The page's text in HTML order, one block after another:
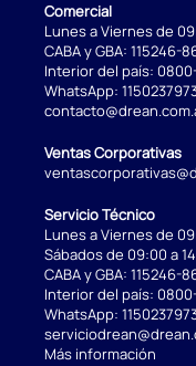
Comercial
Lunes a Viernes de
CABA y GBA: 115246-
Interior del país:
WhatsApp:
Ventas Corporativas
Servicio Técnico
Lunes a Viernes de
Sábados de 09:00 a
CABA y GBA: 115246-
Interior del país:
WhatsApp:
Más información